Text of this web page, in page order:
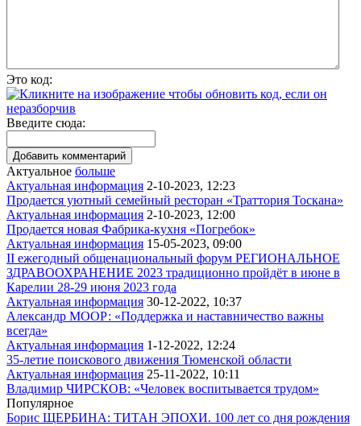
Это код:
Введите сюда:
Актуальное больше
Актуальная информация 2-10-2023, 12:23
Продается уютный семейный ресторан «Траттория Тоскана»
Актуальная информация 2-10-2023, 12:00
Продается новая Фабрика-кухня «Погребок»
Актуальная информация 15-05-2023, 09:00
II ежегодный общенациональный форум РЕГИОНАЛЬНОЕ
ЗДРАВООХРАНЕНИЕ 2023 традиционно пройдёт в июне в
Карелии 28-29 июня 2023 года
Актуальная информация 30-12-2022, 10:37
Александр МООР: «Поддержка и наставничество важны
всегда»
Актуальная информация 1-12-2022, 12:24
35-летие поискового движения Тюменской области
Актуальная информация 25-11-2022, 10:11
Владимир ЧИРСКОВ: «Человек воспитывается трудом»
Популярное
Борис ЩЕРБИНА: ТИТАН ЭПОХИ. 100 лет со дня рождения